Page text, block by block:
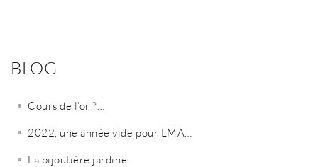
BLOG
Cours de l’or ?…
2022, une année vide pour LMA…
La bijoutière jardine